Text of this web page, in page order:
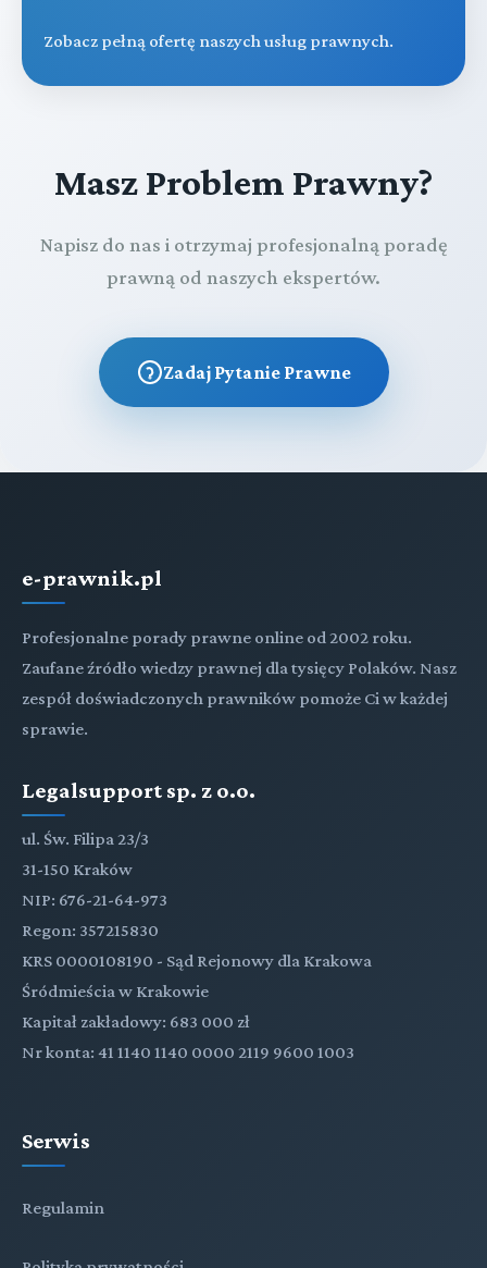
Zobacz pełną ofertę naszych usług prawnych.
Masz Problem Prawny?
Napisz do nas i otrzymaj profesjonalną poradę
prawną od naszych ekspertów.
Zadaj Pytanie Prawne
e-prawnik.pl
Profesjonalne porady prawne online od 2002 roku.
Zaufane źródło wiedzy prawnej dla tysięcy Polaków. Nasz
zespół doświadczonych prawników pomoże Ci w każdej
sprawie.
Legalsupport sp. z o.o.
ul. Św. Filipa 23/3
31-150 Kraków
NIP: 676-21-64-973
Regon: 357215830
KRS 0000108190 - Sąd Rejonowy dla Krakowa
Śródmieścia w Krakowie
Kapitał zakładowy: 683 000 zł
Nr konta: 41 1140 1140 0000 2119 9600 1003
Serwis
Regulamin